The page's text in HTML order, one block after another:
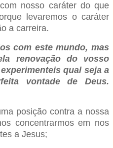
nosso caráter do que
levaremos o caráter
a carreira.
com este mundo, mas
renovação do vosso
qual seja a
vontade de Deus.
posição contra a nossa
concentrarmos em nos
a Jesus;